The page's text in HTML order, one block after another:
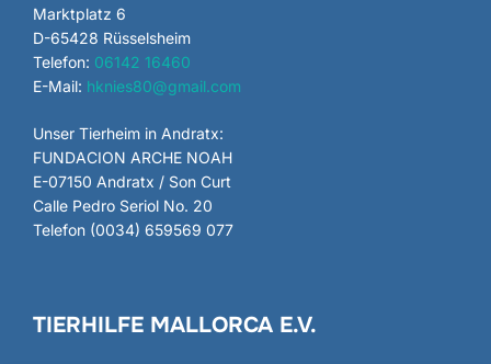
Marktplatz 6
D-65428 Rüsselsheim
Telefon: 06142 16460
E-Mail: hknies80@gmail.com
Unser Tierheim in Andratx:
FUNDACION ARCHE NOAH
E-07150 Andratx / Son Curt
Calle Pedro Seriol No. 20
Telefon (0034) 659569 077
TIERHILFE MALLORCA E.V.